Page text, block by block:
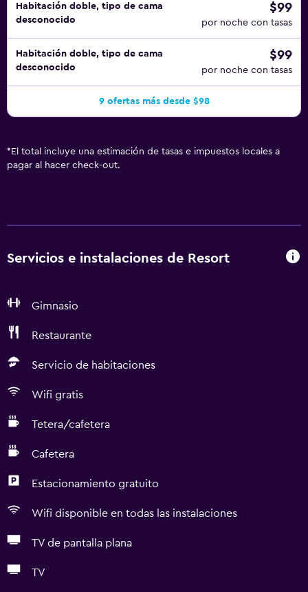
Habitación doble, tipo de cama
desconocido
$99
por noche con tasas
Habitación doble, tipo de cama
desconocido
$99
por noche con tasas
9 ofertas más desde $98
* El total incluye una estimación de tasas e impuestos locales a
pagar al hacer check-out.
Servicios e instalaciones de Resort
Gimnasio
Restaurante
Servicio de habitaciones
Wifi gratis
Tetera/cafetera
Cafetera
Estacionamiento gratuito
Wifi disponible en todas las instalaciones
TV de pantalla plana
TV